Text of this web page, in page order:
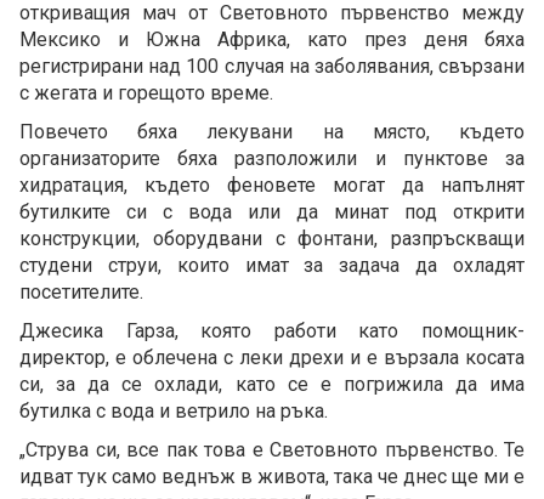
откриващия мач от Световното първенство между
Мексико и Южна Африка, като през деня бяха
регистрирани над 100 случая на заболявания, свързани
с жегата и горещото време.
Повечето бяха лекувани на място, където
организаторите бяха разположили и пунктове за
хидратация, където феновете могат да напълнят
бутилките си с вода или да минат под открити
конструкции, оборудвани с фонтани, разпръскващи
студени струи, които имат за задача да охладят
посетителите.
Джесика Гарза, която работи като помощник-
директор, е облечена с леки дрехи и е вързала косата
си, за да се охлади, като се е погрижила да има
бутилка с вода и ветрило на ръка.
„Струва си, все пак това е Световното първенство. Те
идват тук само веднъж в живота, така че днес ще ми е